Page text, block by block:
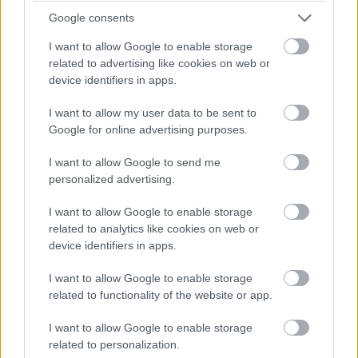
Google consents
I want to allow Google to enable storage
related to advertising like cookies on web or
device identifiers in apps.
I want to allow my user data to be sent to
Google for online advertising purposes.
I want to allow Google to send me
personalized advertising.
I want to allow Google to enable storage
related to analytics like cookies on web or
device identifiers in apps.
I want to allow Google to enable storage
related to functionality of the website or app.
I want to allow Google to enable storage
related to personalization.
Egyre több színész követeli a
Snyder Cutot Az Igazság
Ligájából
Hír | 2019.11.20 16:00
Végre kiderült, hogy mikor
láthatjuk először mozgásban a
Wonder Woman 1984-et
Hír | 2019.10.25 08:00
Valódi sztárparádéval készül el a
Halál a Níluson
Hír | 2019.10.02 16:00
Halálos iramban a benzingőztől a
tesztoszteronig
Patty Jenkins egy trilógiát